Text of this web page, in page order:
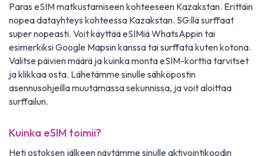
Paras eSIM matkustamiseen kohteeseen Kazakstan. Erittäin
nopea datayhteys kohteessa Kazakstan. 5G:llä surffaat
super nopeasti. Voit käyttää eSIMiä WhatsAppin tai
esimerkiksi Google Mapsin kanssa tai surffata kuten kotona.
Valitse päivien määrä ja kuinka monta eSIM-korttia tarvitset
ja klikkaa osta. Lähetämme sinulle sähköpostin
asennusohjeilla muutamassa sekunnissa, ja voit aloittaa
surffailun.
Kuinka eSIM toimii?
Heti ostoksen jälkeen näytämme sinulle aktivointikoodin